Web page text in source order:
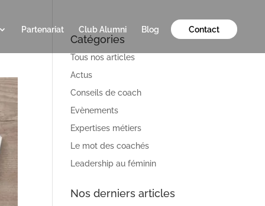
Partenariat Club Alumni Blog Contact
Catégories
Tous nos articles
Actus
Conseils de coach
Evènements
Expertises métiers
Le mot des coachés
Leadership au féminin
Nos derniers articles